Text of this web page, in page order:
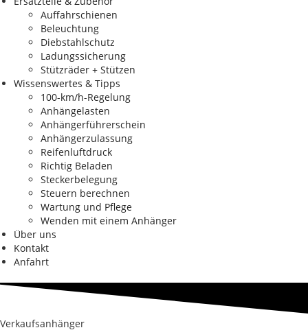
Auffahrschienen
Beleuchtung
Diebstahlschutz
Ladungssicherung
Stützräder + Stützen
Wissenswertes & Tipps
100-km/h-Regelung
Anhängelasten
Anhängerführerschein
Anhängerzulassung
Reifenluftdruck
Richtig Beladen
Steckerbelegung
Steuern berechnen
Wartung und Pflege
Wenden mit einem Anhänger
Über uns
Kontakt
Anfahrt
Verkaufsanhänger